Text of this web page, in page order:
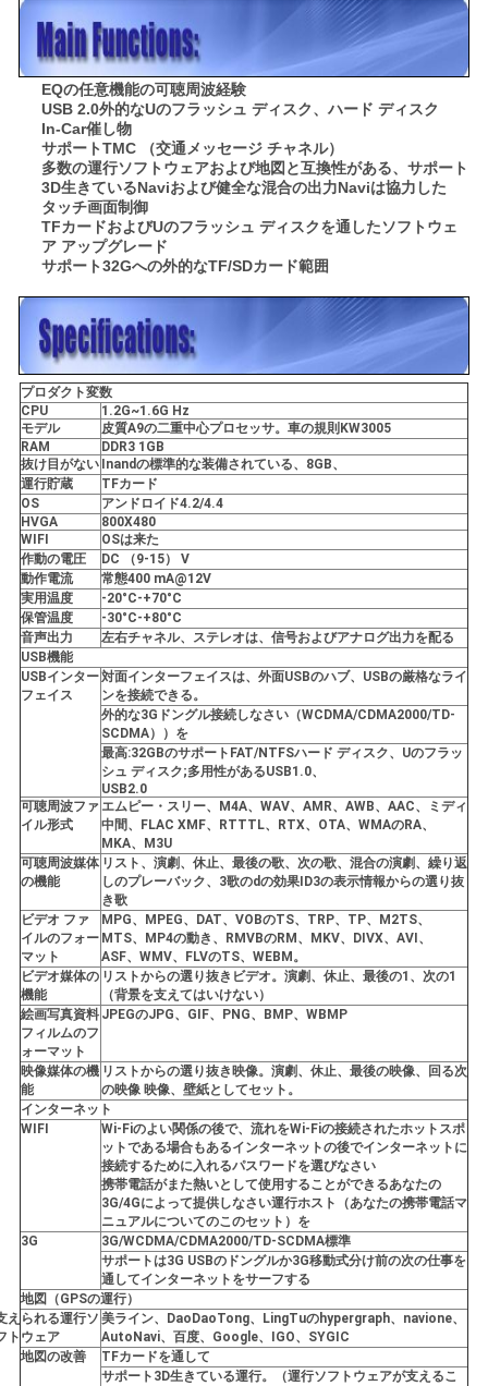
図
PRIVACY
POLICY
EQの任意機能の可聴周波経験
USB 2.0外的なUのフラッシュ ディスク、ハード ディスク
In-Car催し物
サポートTMC （交通メッセージ チャネル）
多数の運行ソフトウェアおよび地図と互換性がある、サポート
3D生きているNaviおよび健全な混合の出力Naviは協力した
タッチ画面制御
TFカードおよびUのフラッシュ ディスクを通したソフトウェ
ア アップグレード
サポート32Gへの外的なTF/SDカード範囲
プロダクト変数
CPU
1.2G~1.6G Hz
モデル
皮質A9の二重中心プロセッサ。車の規則KW3005
RAM
DDR3 1GB
抜け目がない Inandの標準的な装備されている、8GB、
運行貯蔵
TFカード
OS
アンドロイド4.2/4.4
HVGA
800X480
WIFI
OSは来た
作動の電圧
DC （9-15） V
動作電流
常態400 mA@12V
実用温度
-20°C-+70°C
保管温度
-30°C-+80°C
音声出力
左右チャネル、ステレオは、信号およびアナログ出力を配る
USB機能
USBインター
フェイス
対面インターフェイスは、外面USBのハブ、USBの厳格なライ
ンを接続できる。
外的な3Gドングル接続しなさい（WCDMA/CDMA2000/TD-
SCDMA））を
最高:32GBのサポートFAT/NTFSハード ディスク、Uのフラッ
シュ ディスク;多用性があるUSB1.0、
USB2.0
可聴周波ファ
イル形式
エムピー・スリー、M4A、WAV、AMR、AWB、AAC、ミディ
中間、FLAC XMF、RTTTL、RTX、OTA、WMAのRA、
MKA、M3U
可聴周波媒体
の機能
リスト、演劇、休止、最後の歌、次の歌、混合の演劇、繰り返
しのプレーバック、3歌のdの効果ID3の表示情報からの選り抜
き歌
ビデオ ファ
イルのフォー
マット
MPG、MPEG、DAT、VOBのTS、TRP、TP、M2TS、
MTS、MP4の動き、RMVBのRM、MKV、DIVX、AVI、
ASF、WMV、FLVのTS、WEBM。
ビデオ媒体の
機能
リストからの選り抜きビデオ。演劇、休止、最後の1、次の1
（背景を支えてはいけない）
絵画写真資料
フィルムのフ
ォーマット
JPEGのJPG、GIF、PNG、BMP、WBMP
映像媒体の機
能
リストからの選り抜き映像。演劇、休止、最後の映像、回る次
の映像 映像、壁紙としてセット。
インターネット
WIFI
Wi-Fiのよい関係の後で、流れをWi-Fiの接続されたホットスポ
ットである場合もあるインターネットの後でインターネットに
接続するために入れるパスワードを選びなさい
携帯電話がまた熱いとして使用することができるあなたの
3G/4Gによって提供しなさい運行ホスト（あなたの携帯電話マ
ニュアルについてのこのセット）を
3G
3G/WCDMA/CDMA2000/TD-SCDMA標準
サポートは3G USBのドングルか3G移動式分け前の次の仕事を
通してインターネットをサーフする
地図（GPSの運行）
えられる運行ソ
トウェア
美ライン、DaoDaoTong、LingTuのhypergraph、navione、
AutoNavi、百度、Google、IGO、SYGIC
地図の改善
TFカードを通して
サポート3D生きている運行。（運行ソフトウェアが支えるこ